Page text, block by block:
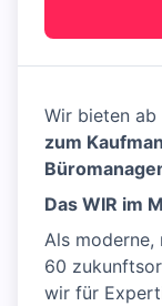
Wir bieten
zum
Das WIR im
Als moderne,
60
wir für